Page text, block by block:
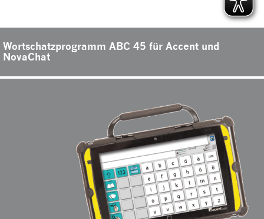
Wortschatzprogramm ABC 45 für Accent und
NovaChat